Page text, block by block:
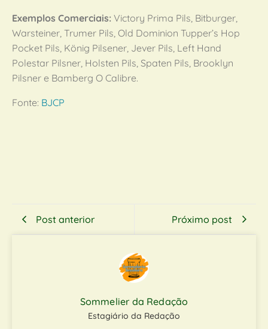
Exemplos Comerciais: Victory Prima Pils, Bitburger,
Warsteiner, Trumer Pils, Old Dominion Tupper’s Hop
Pocket Pils, König Pilsener, Jever Pils, Left Hand
Polestar Pilsner, Holsten Pils, Spaten Pils, Brooklyn
Pilsner e Bamberg O Calibre.
Fonte: BJCP
Post anterior Próximo post
Sommelier da Redação
Estagiário da Redação